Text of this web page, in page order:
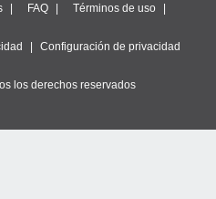
FAQ Términos de uso
Configuración de privacidad
los derechos reservados